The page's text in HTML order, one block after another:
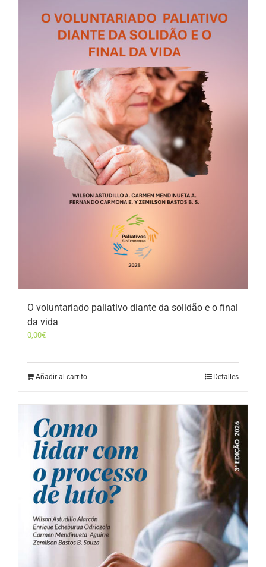
O voluntariado paliativo diante da solidão e o final
da vida
0,00€
Añadir al carrito Detalles